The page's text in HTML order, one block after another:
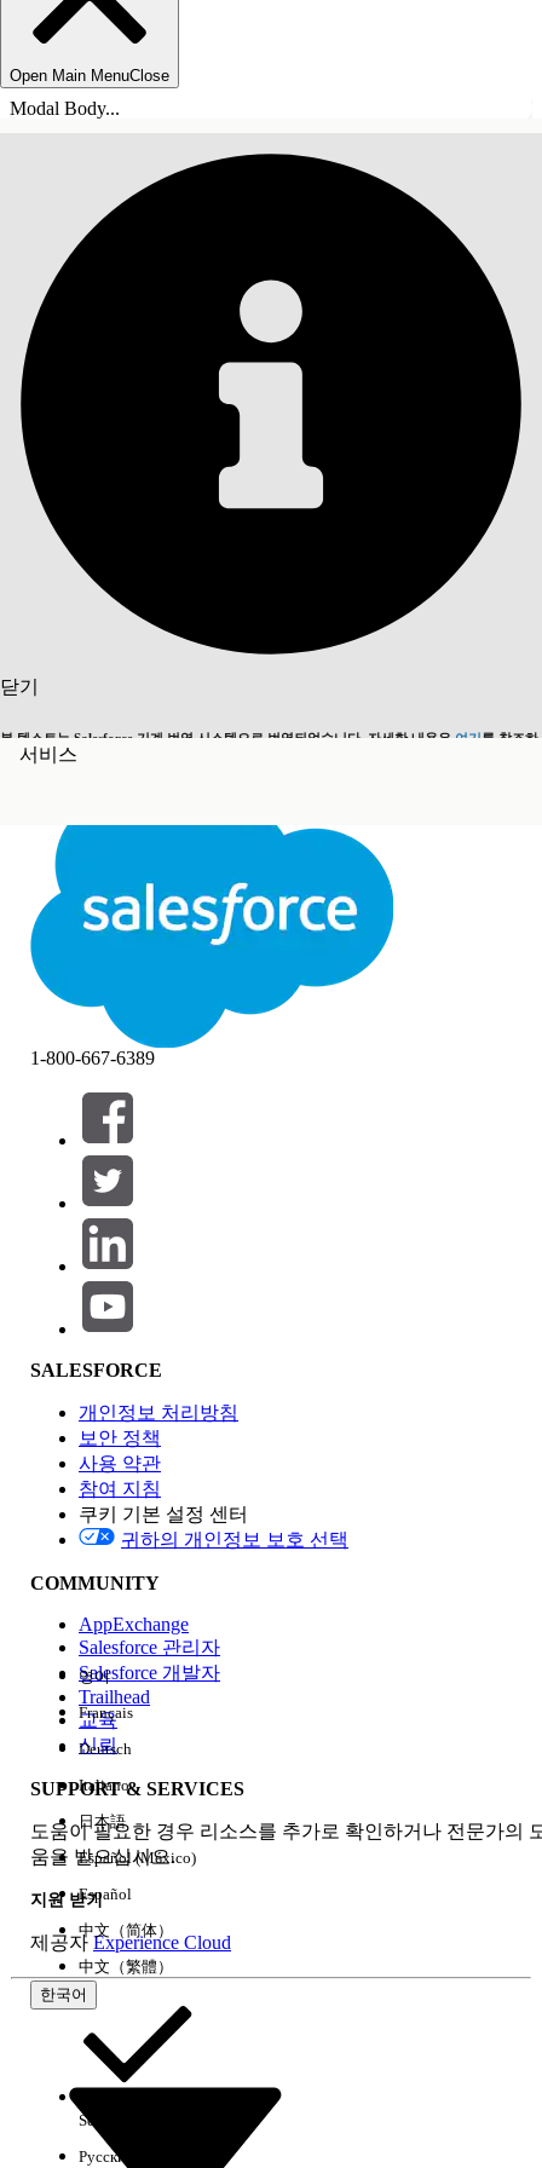
Open Main MenuClose
Modal Body...
닫기
본 텍스트는 Salesforce 기계 번역 시스템으로 번역되었습니다. 자세한 내용은 여기를 참조하
세요.
영어로 전환
닫기
서비스
필터 (0)
필터 선택
제품 영역
기능 영향
Edition
경험
1-800-667-6389
SALESFORCE
개인정보 처리방침
보안 정책
사용 약관
참여 지침
쿠키 기본 설정 센터
귀하의 개인정보 보호 선택
COMMUNITY
AppExchange
Salesforce 관리자
Salesforce 개발자
Trailhead
교육
신뢰
SUPPORT & SERVICES
도움이 필요한 경우 리소스를 추가로 확인하거나 전문가의
움을 받으십시오.
지원 받기
제공자 Experience Cloud
한국어
영어
Français
Deutsch
Italiano
日本語
Español (México)
Español
中文（简体）
中文（繁體）
Select Org
Русский